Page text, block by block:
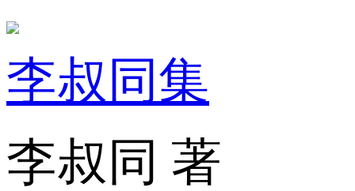
李叔同集
李叔同 著